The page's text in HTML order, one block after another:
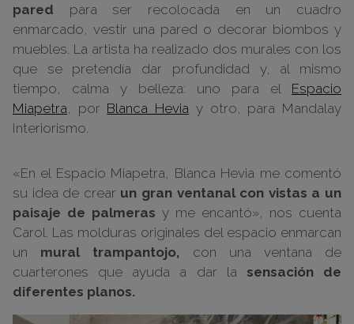
pared para ser recolocada en un cuadro
enmarcado, vestir una pared o decorar biombos y
muebles. La artista ha realizado dos murales con los
que se pretendía dar profundidad y, al mismo
tiempo, calma y belleza: uno para el Espacio
Miapetra , por Blanca Hevia y otro, para Mandalay
Interiorismo.
«En el Espacio Miapetra, Blanca Hevia me comentó
su idea de crear un gran ventanal con vistas a un
paisaje de palmeras y me encantó», nos cuenta
Carol. Las molduras originales del espacio enmarcan
un mural trampantojo, con una ventana de
cuarterones que ayuda a dar la sensación de
diferentes planos.